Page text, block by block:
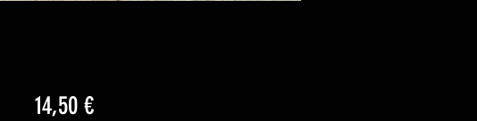
14,50 €Prezzo